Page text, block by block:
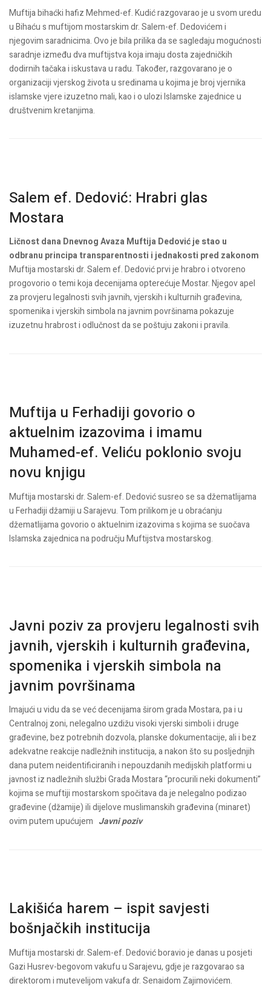
Muftija bihaćki hafiz Mehmed-ef. Kudić razgovarao je u svom uredu
u Bihaću s muftijom mostarskim dr. Salem-ef. Dedovićem i
njegovim saradnicima. Ovo je bila prilika da se sagledaju mogućnosti
saradnje između dva muftijstva koja imaju dosta zajedničkih
dodirnih tačaka i iskustava u radu. Također, razgovarano je o
organizaciji vjerskog života u sredinama u kojima je broj vjernika
islamske vjere izuzetno mali, kao i o ulozi Islamske zajednice u
društvenim kretanjima.
Salem ef. Dedović: Hrabri glas
Mostara
Ličnost dana Dnevnog Avaza Muftija Dedović je stao u
odbranu principa transparentnosti i jednakosti pred zakonom
Muftija mostarski dr. Salem ef. Dedović prvi je hrabro i otvoreno
progovorio o temi koja decenijama opterećuje Mostar.Njegov apel
za provjeru legalnosti svih javnih, vjerskih i kulturnih građevina,
spomenika i vjerskih simbola na javnim površinama pokazuje
izuzetnu hrabrost i odlučnost da se poštuju zakoni i pravila.
Muftija u Ferhadiji govorio o
aktuelnim izazovima i imamu
Muhamed-ef. Veliću poklonio svoju
novu knjigu
Muftija mostarski dr. Salem-ef. Dedović susreo se sa džematlijama
u Ferhadiji džamiji u Sarajevu. Tom prilikom je u obraćanju
džematlijama govorio o aktuelnim izazovima s kojima se suočava
Islamska zajednica na području Muftijstva mostarskog.
Javni poziv za provjeru legalnosti svih
javnih, vjerskih i kulturnih građevina,
spomenika i vjerskih simbola na
javnim površinama
Imajući u vidu da se već decenijama širom grada Mostara, pa i u
Centralnoj zoni, nelegalno uzdižu visoki vjerski simboli i druge
građevine, bez potrebnih dozvola, planske dokumentacije, ali i bez
adekvatne reakcije nadležnih institucija, a nakon što su posljednjih
dana putem neidentificiranih i nepouzdanih medijskih platformi u
javnost iz nadležnih službi Grada Mostara “procurili neki dokumenti”
kojima se muftiji mostarskom spočitava da je nelegalno podizao
građevine (džamije) ili dijelove muslimanskih građevina (minaret)
ovim putem upućujem Javni poziv
Lakišića harem – ispit savjesti
bošnjačkih institucija
Muftija mostarski dr. Salem-ef. Dedović boravio je danas u posjeti
Gazi Husrev-begovom vakufu u Sarajevu, gdje je razgovarao sa
direktorom i mutevelijom vakufa dr. Senaidom Zajimovićem.